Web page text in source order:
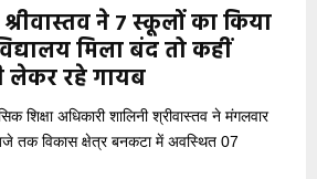
ने 7 स्कूलों का किया
मिला बंद तो कहीं
लेकर रहे गायब
शिक्षा अधिकारी शालिनी श्रीवास्तव ने मंगलवार
तक विकास क्षेत्र बनकटा में अवस्थित 07